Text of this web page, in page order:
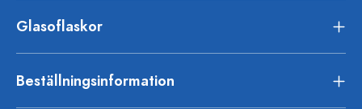
Glasoflaskor
Beställningsinformation